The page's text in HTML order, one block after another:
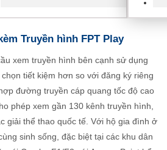
Truyền hình FPT Play
xem truyền hình bên cạnh sử dụng
tiết kiệm hơn so với đăng ký riêng
đường truyền cáp quang tốc độ cao
phép xem gần 130 kênh truyền hình,
giải thể thao quốc tế. Với hộ gia đình ở
sinh sống, đặc biệt tại các khu dân